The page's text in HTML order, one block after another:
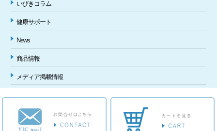
いびきコラム
健康サポート
News
商品情報
メディア掲載情報